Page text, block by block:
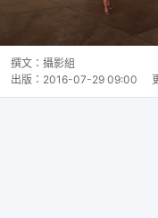
撰文： 攝影組
出版： 2016-07-29 09:00